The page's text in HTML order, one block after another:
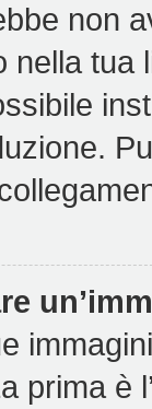
non
nella tua
prima è